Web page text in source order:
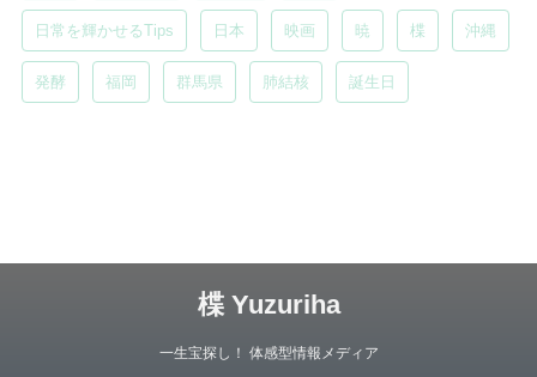
日常を輝かせるTips 日本 映画 暁 楪 沖縄
発酵 福岡 群馬県 肺結核 誕生日
楪 Yuzuriha
一生宝探し！ 体感型情報メディア
Copyright© 楪 Yuzuriha , 2026 All Rights Reserved.